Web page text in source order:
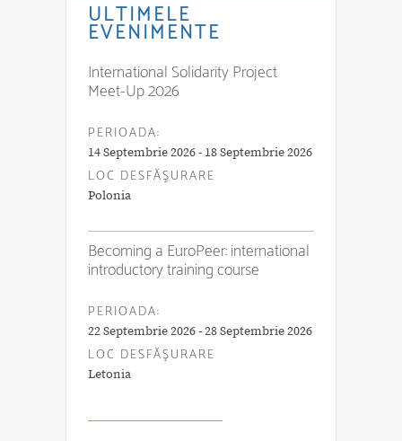
ULTIMELE
EVENIMENTE
International Solidarity Project
Meet-Up 2026
PERIOADA:
14 Septembrie 2026 - 18 Septembrie 2026
LOC DESFĂŞURARE
Polonia
Becoming a EuroPeer: international
introductory training course
PERIOADA:
22 Septembrie 2026 - 28 Septembrie 2026
LOC DESFĂŞURARE
Letonia